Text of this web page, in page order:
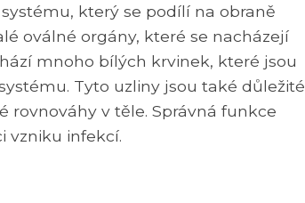
který se podílí na obraně
oválné orgány, které se nacházejí
mnoho bílých krvinek, které jsou
Tyto uzliny jsou také důležité
v těle. Správná funkce
vzniku infekcí.